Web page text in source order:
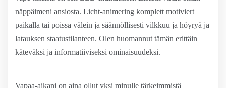
näppäimeni ansiosta. Licht-animering komplett motiviert
paikalla tai poissa välein ja säännöllisesti vilkkuu ja höyryä ja
latauksen staatustilanteen. Olen huomannut tämän erittäin
käteväksi ja informatiiviseksi ominaisuudeksi.
Vapaa-aikani on aina ollut yksi minulle tärkeimmistä